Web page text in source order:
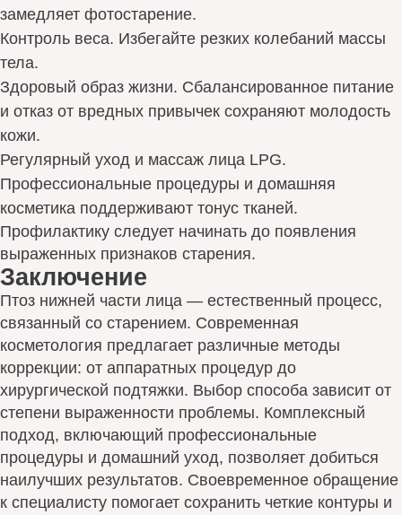
замедляет фотостарение.
Контроль веса. Избегайте резких колебаний массы
тела.
Здоровый образ жизни. Сбалансированное питание
и отказ от вредных привычек сохраняют молодость
кожи.
Регулярный уход и массаж лица LPG.
Профессиональные процедуры и домашняя
косметика поддерживают тонус тканей.
Профилактику следует начинать до появления
выраженных признаков старения.
Заключение
Птоз нижней части лица — естественный процесс,
связанный со старением. Современная
косметология предлагает различные методы
коррекции: от аппаратных процедур до
хирургической подтяжки. Выбор способа зависит от
степени выраженности проблемы. Комплексный
подход, включающий профессиональные
процедуры и домашний уход, позволяет добиться
наилучших результатов. Своевременное обращение
к специалисту помогает сохранить четкие контуры и